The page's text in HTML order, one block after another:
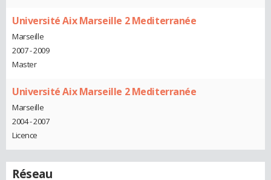
Université Aix Marseille 2 Mediterranée
Marseille
2007 - 2009
Master
Université Aix Marseille 2 Mediterranée
Marseille
2004 - 2007
Licence
Réseau